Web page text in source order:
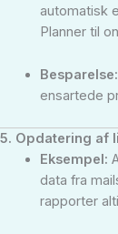
automatisk
Planner til
Besparelse:
ensartede
5. Opdatering af
Eksempel:
data fra
rapporter